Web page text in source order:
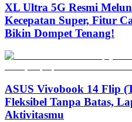
XL Ultra 5G Resmi
Kecepatan Super, Fitur
Bikin Dompet Tenang!
ASUS Vivobook 14 Flip
Fleksibel Tanpa Batas,
Aktivitasmu